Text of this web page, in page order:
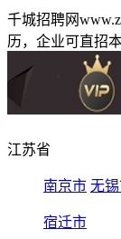
千城招聘网
历，企业可直招
江苏省
南京市 无
宿迁市